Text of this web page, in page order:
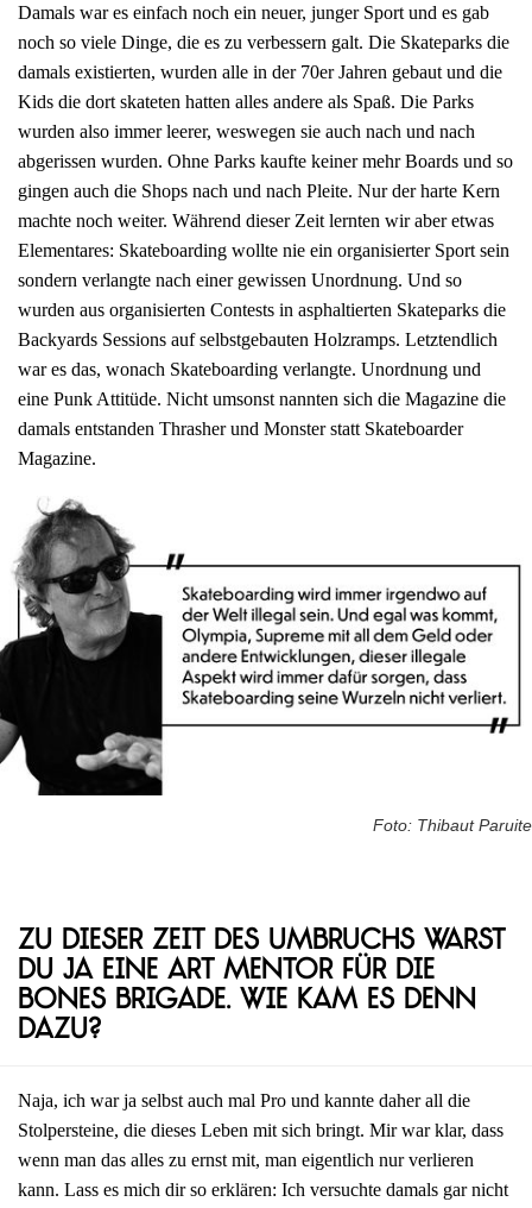
Damals war es einfach noch ein neuer, junger Sport und es gab
noch so viele Dinge, die es zu verbessern galt. Die Skateparks die
damals existierten, wurden alle in der 70er Jahren gebaut und die
Kids die dort skateten hatten alles andere als Spaß. Die Parks
wurden also immer leerer, weswegen sie auch nach und nach
abgerissen wurden. Ohne Parks kaufte keiner mehr Boards und so
gingen auch die Shops nach und nach Pleite. Nur der harte Kern
machte noch weiter. Während dieser Zeit lernten wir aber etwas
Elementares: Skateboarding wollte nie ein organisierter Sport sein
sondern verlangte nach einer gewissen Unordnung. Und so
wurden aus organisierten Contests in asphaltierten Skateparks die
Backyards Sessions auf selbstgebauten Holzramps. Letztendlich
war es das, wonach Skateboarding verlangte. Unordnung und
eine Punk Attitüde. Nicht umsonst nannten sich die Magazine die
damals entstanden Thrasher und Monster statt Skateboarder
Magazine.
Foto: Thibaut Paruite
Zu dieser Zeit des Umbruchs warst
du ja eine Art Mentor für die
Bones Brigade. Wie kam es denn
dazu?
Naja, ich war ja selbst auch mal Pro und kannte daher all die
Stolpersteine, die dieses Leben mit sich bringt. Mir war klar, dass
wenn man das alles zu ernst mit, man eigentlich nur verlieren
kann. Lass es mich dir so erklären: Ich versuchte damals gar nicht